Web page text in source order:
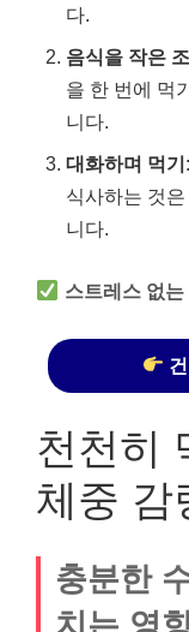
다.
음식을 작은
을 한 번에 먹
니다.
대화하며 먹기
식사하는 것
니다.
스트레스 없
천천히
체중 감
충분한
치는 영